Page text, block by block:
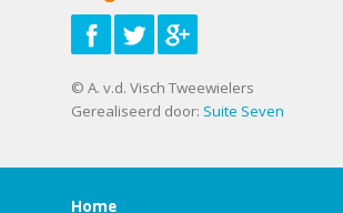
© A. v.d. Visch Tweewielers
Gerealiseerd door: Suite Seven
Home